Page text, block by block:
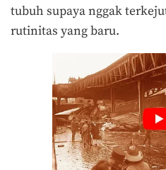
tubuh supaya nggak
rutinitas yang baru.